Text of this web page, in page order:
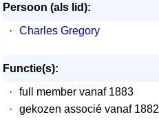
Persoon (als lid):
·
Charles Gregory
Functie(s):
·
full member vanaf 1883
·
gekozen associé vanaf 1882